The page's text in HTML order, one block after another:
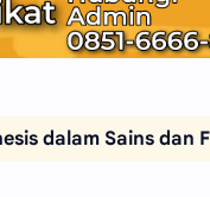
dalam Sains dan